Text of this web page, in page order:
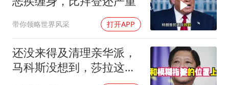
带你领略世界风采 打开APP
还没来得及清理亲华派，
马科斯没想到，莎拉这次